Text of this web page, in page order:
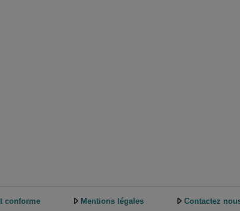
conforme Mentions légales Contactez